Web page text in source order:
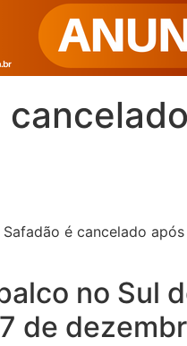
no Sul
de